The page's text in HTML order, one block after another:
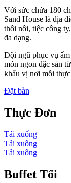
Với sức chứa 180
Sand House là địa
thôi nôi, tiệc công
đa dạng.
Đội ngũ phục vụ
món ngon đặc sản
khẩu vị nơi mỗi
Đặt bàn
Thực Đơn
Tải xuống
Tải xuống
Tải xuống
Buffet Tối